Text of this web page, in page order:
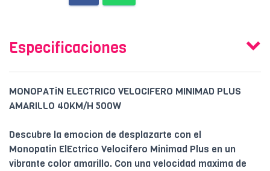
Especificaciones
MONOPATiN ELECTRICO VELOCIFERO MINIMAD PLUS
AMARILLO 40KM/H 500W
Descubre la emocion de desplazarte con el
Monopatin ElEctrico Velocifero Minimad Plus en un
vibrante color amarillo. Con una velocidad maxima de